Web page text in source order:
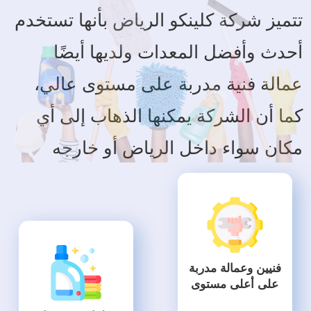
تتميز شركة كلينكو الرياض بأنها تستخدم
أحدث وأفضل المعدات ولديها أيضًا
عمالة فنية مدربة على مستوى عالي،
كما أن الشركة يمكنها الذهاب إلى أي
مكان سواء داخل الرياض أو خارجه
فنيين وعمالة مدربة
على أعلى مستوى